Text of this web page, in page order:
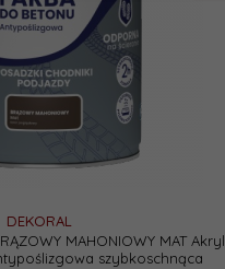
DEKORAL
MAHONIOWY MAT
szybkoschnąca